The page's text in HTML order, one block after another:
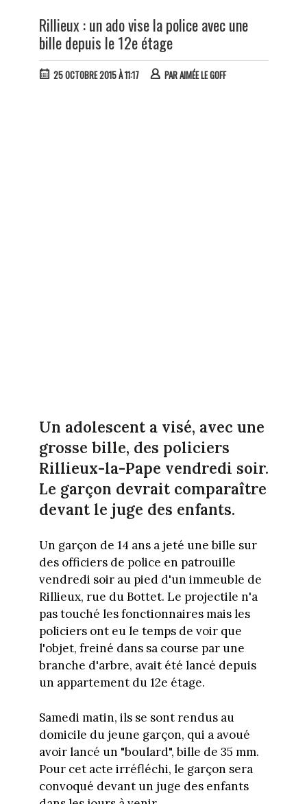
Rillieux : un ado vise la police avec une
bille depuis le 12e étage
25 OCTOBRE 2015 À 11:17 PARAIMÉE LE GOFF
Un adolescent a visé, avec une
grosse bille, des policiers
Rillieux-la-Pape vendredi soir.
Le garçon devrait comparaître
devant le juge des enfants.
Un garçon de 14 ans a jeté une bille sur
des officiers de police en patrouille
vendredi soir au pied d'un immeuble de
Rillieux, rue du Bottet. Le projectile n'a
pas touché les fonctionnaires mais les
policiers ont eu le temps de voir que
l'objet, freiné dans sa course par une
branche d'arbre, avait été lancé depuis
un appartement du 12e étage.
Samedi matin, ils se sont rendus au
domicile du jeune garçon, qui a avoué
avoir lancé un "boulard", bille de 35 mm.
Pour cet acte irréfléchi, le garçon sera
convoqué devant un juge des enfants